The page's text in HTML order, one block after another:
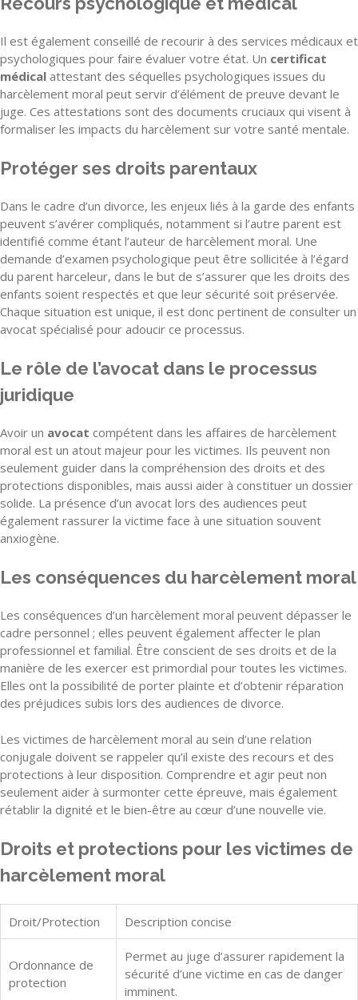
Il est également conseillé de recourir à des services médicaux et
psychologiques pour faire évaluer votre état. Un certificat
médical attestant des séquelles psychologiques issues du
harcèlement moral peut servir d’élément de preuve devant le
juge. Ces attestations sont des documents cruciaux qui visent à
formaliser les impacts du harcèlement sur votre santé mentale.
Protéger ses droits parentaux
Dans le cadre d’un divorce, les enjeux liés à la garde des enfants
peuvent s’avérer compliqués, notamment si l’autre parent est
identifié comme étant l’auteur de harcèlement moral. Une
demande d’examen psychologique peut être sollicitée à l’égard
du parent harceleur, dans le but de s’assurer que les droits des
enfants soient respectés et que leur sécurité soit préservée.
Chaque situation est unique, il est donc pertinent de consulter un
avocat spécialisé pour adoucir ce processus.
Le rôle de l’avocat dans le processus
juridique
Avoir un avocat compétent dans les affaires de harcèlement
moral est un atout majeur pour les victimes. Ils peuvent non
seulement guider dans la compréhension des droits et des
protections disponibles, mais aussi aider à constituer un dossier
solide. La présence d’un avocat lors des audiences peut
également rassurer la victime face à une situation souvent
anxiogène.
Les conséquences du harcèlement moral
Les conséquences d’un harcèlement moral peuvent dépasser le
cadre personnel ; elles peuvent également affecter le plan
professionnel et familial. Être conscient de ses droits et de la
manière de les exercer est primordial pour toutes les victimes.
Elles ont la possibilité de porter plainte et d’obtenir réparation
des préjudices subis lors des audiences de divorce.
Les victimes de harcèlement moral au sein d’une relation
conjugale doivent se rappeler qu’il existe des recours et des
protections à leur disposition. Comprendre et agir peut non
seulement aider à surmonter cette épreuve, mais également
rétablir la dignité et le bien-être au cœur d’une nouvelle vie.
Droits et protections pour les victimes de
harcèlement moral
Droit/Protection Description concise
Ordonnance de
protection
Permet au juge d’assurer rapidement la
sécurité d’une victime en cas de danger
imminent.